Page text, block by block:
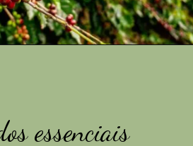
essenciais